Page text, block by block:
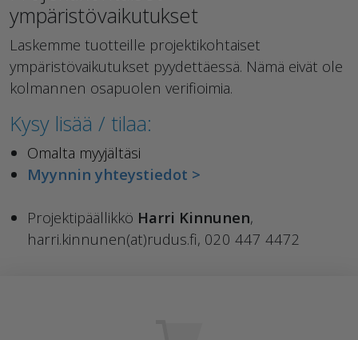
ympäristövaikutukset
Laskemme tuotteille projektikohtaiset
ympäristövaikutukset pyydettäessä. Nämä eivät ole
kolmannen osapuolen verifioimia.
Kysy lisää / tilaa:
Omalta myyjältäsi
Myynnin yhteystiedot >
Projektipäällikkö Harri Kinnunen,
harri.kinnunen(at)rudus.fi, 020 447 4472